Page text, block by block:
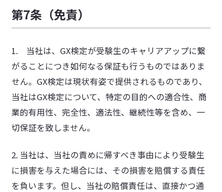
第7条（免責）
1. 当社は、GX検定が受験生のキャリアアップに繋
がることにつき如何なる保証も行うものではありま
せん。GX検定は現状有姿で提供されるものであり、
当社はGX検定について、特定の目的への適合性、商
業的有用性、完全性、適法性、継続性等を含め、一
切保証を致しません。
2. 当社は、当社の責めに帰すべき事由により受験生
に損害を与えた場合には、その損害を賠償する責任
を負います。但し、当社の賠償責任は、直接かつ通